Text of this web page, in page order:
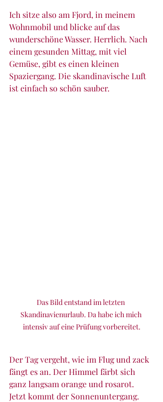
Ich sitze also am Fjord, in meinem
Wohnmobil und blicke auf das
wunderschöne Wasser. Herrlich. Nach
einem gesunden Mittag, mit viel
Gemüse, gibt es einen kleinen
Spaziergang. Die skandinavische Luft
ist einfach so schön sauber.
Das Bild entstand im letzten
Skandinavienurlaub. Da habe ich mich
intensiv auf eine Prüfung vorbereitet.
Der Tag vergeht, wie im Flug und zack
fängt es an. Der Himmel färbt sich
ganz langsam orange und rosarot.
Jetzt kommt der Sonnenuntergang.